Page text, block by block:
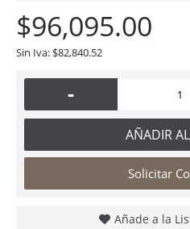
$96,095.00
Sin Iva: $82,840.52
-
AÑADIR
Solicitar
Añade a la